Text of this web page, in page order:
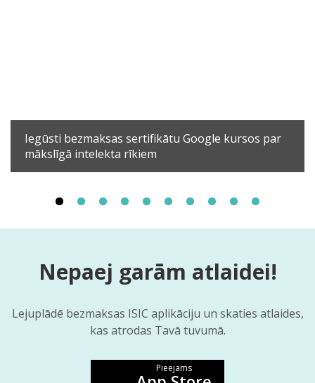
Iegūsti bezmaksas sertifikātu Google kursos par
mākslīgā intelekta rīkiem
Nepaej garām atlaidei!
Lejuplādē bezmaksas ISIC aplikāciju un skaties atlaides,
kas atrodas Tavā tuvumā.
Pieejams